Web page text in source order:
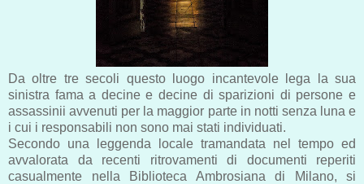
Da oltre tre secoli questo luogo incantevole lega la sua
sinistra fama a decine e decine di sparizioni di persone e
assassinii avvenuti per la maggior parte in notti senza luna e
i cui i responsabili non sono mai stati individuati.
Secondo una leggenda locale tramandata nel tempo ed
avvalorata da recenti ritrovamenti di documenti reperiti
casualmente nella Biblioteca Ambrosiana di Milano, si